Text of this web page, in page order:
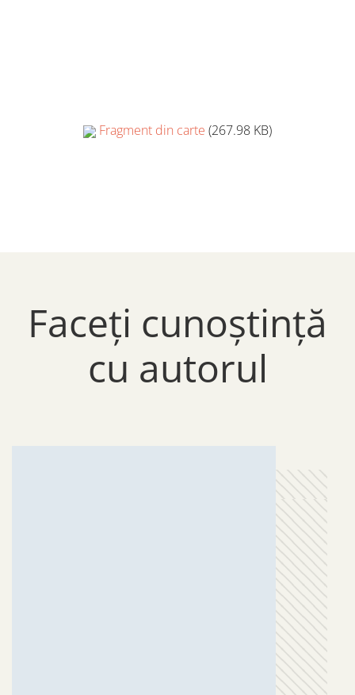
Fragment din carte (267.98 KB)
Faceți cunoștință
cu autorul